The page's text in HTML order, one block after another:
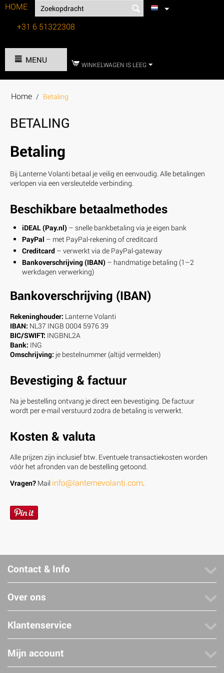
HOME
+31 6 51322308
MENU WINKELWAGEN IS LEEG
Home / Betaling
BETALING
Betaling
Bij Lanterne Volanti betaal je veilig en eenvoudig. Alle betalingen
verlopen via een versleutelde verbinding.
Beschikbare betaalmethodes
iDEAL (Pay.nl) – snelle bankbetaling via je eigen bank
PayPal – met PayPal-rekening of creditcard
Creditcard – verwerkt via de PayPal-gateway
Bankoverschrijving (IBAN) – handmatige betaling (1–2
werkdagen verwerking)
Bankoverschrijving (IBAN)
Rekeninghouder: Lanterne Volanti
IBAN: NL37 INGB 0004 5976 39
BIC/SWIFT: INGBNL2A
Bank: ING
Omschrijving: je bestelnummer (altijd vermelden)
Bevestiging & factuur
Na je bestelling ontvang je direct een bevestiging. De factuur
wordt per e-mail verstuurd zodra de betaling is verwerkt.
Kosten & valuta
Alle prijzen zijn inclusief btw. Eventuele transactiekosten worden
vóór het afronden van de bestelling getoond.
Vragen? Mail info@lanternevolanti.com.
Contact & Info
Over ons
Klantenservice
Mijn account